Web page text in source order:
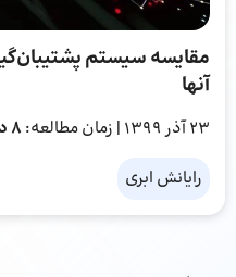
مقایسه سیستم
آنها
23 آذر 1399 | زمان مطالعه: 8 دقیقه
رایانش ابری